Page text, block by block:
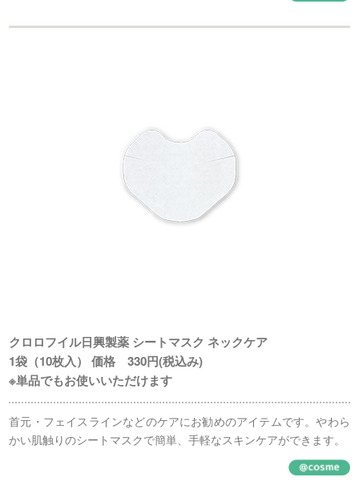
クロロフイル日興製薬 シートマスク ネックケア
1袋（10枚入） 価格 330円(税込み)
※単品でもお使いいただけます
首元・フェイスラインなどのケアにお勧めのアイテムです。やわら
かい肌触りのシートマスクで簡単、手軽なスキンケアができます。